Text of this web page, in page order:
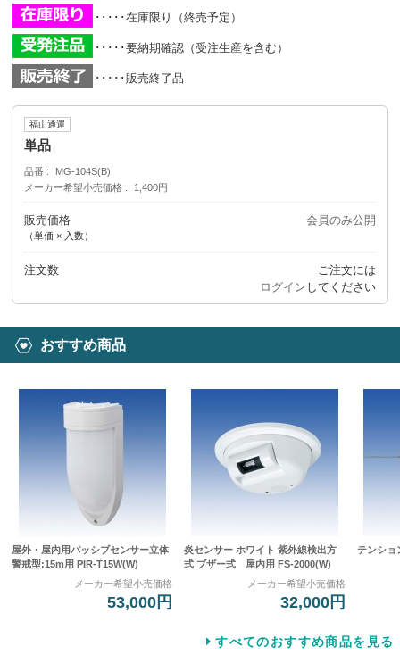
･････在庫限り（終売予定）
･････要納期確認（受注生産を含む）
･････販売終了品
福山通運
単品
品番
MG-104S(B)
メーカー希望小売価格
1,400円
販売価格
（単価 × 入数）
会員のみ公開
注文数
ご注文には
ログイン してください
おすすめ商品
屋外・屋内用パッシブセンサー立体
警戒型:15m用 PIR-T15W(W)
メーカー希望小売価格
53,000円
炎センサー ホワイト 紫外線検出方
式 ブザー式 屋内用 FS-2000(W)
メーカー希望小売価格
32,000円
テンショ
すべてのおすすめ商品を見る